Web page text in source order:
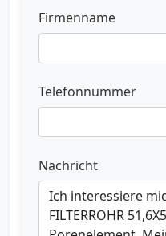
Firmenname
Telefonnummer
Nachricht